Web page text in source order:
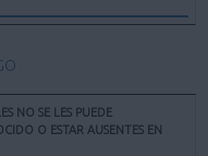
NO SE LES PUEDE
O ESTAR AUSENTES EN